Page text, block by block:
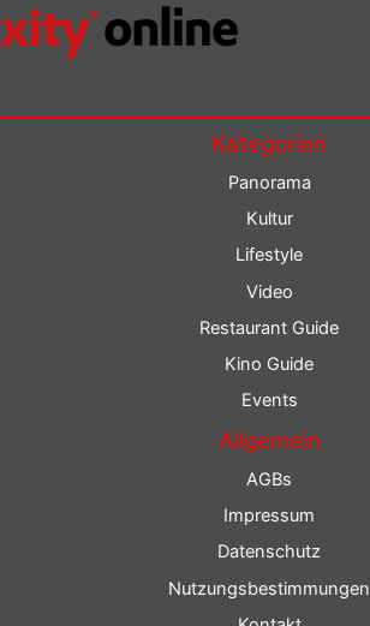
Kategorien
Panorama
Kultur
Lifestyle
Video
Restaurant Guide
Kino Guide
Events
Allgemein
AGBs
Impressum
Datenschutz
Nutzungsbestimmungen